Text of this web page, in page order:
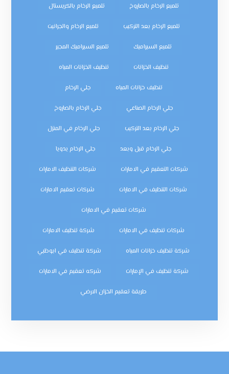
تلميع الرخام بالصاروخ تلميع الرخام بالكريستال
تلميع الرخام بعد التركيب تلميع الرخام والجرانيت
تلميع السيراميك تلميع السيراميك المجير
تنظيف الخزانات تنظيف الخزانات المياه
تنظيف خزانات المياه جلي الرخام
جلي الرخام الصناعي جلي الرخام بالصاروخ
جلي الرخام بعد التركيب جلي الرخام في المنزل
جلي الرخام قبل وبعد جلي الرخام يدويا
شركات التعقيم في الامارات شركات التنظيف الامارات
شركات التنظيف في الامارات شركات تعقيم الامارات
شركات تعقيم في الامارات
شركات تنظيف في الامارات شركة تنظيف الامارات
شركة تنظيف خزانات المياه شركة تنظيف في ابوظبي
شركة تنظيف في الإمارات شركه تعقيم في الامارات
طريقة تعقيم الخزان الارضي